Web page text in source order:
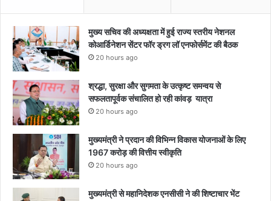
मुख्य सचिव की अध्यक्षता में हुई राज्य स्तरीय नेशनल
कोआर्डिनेशन सेंटर फॉर ड्रग लॉ एनफोर्समेंट की बैठक
20 hours ago
श्रद्धा, सुरक्षा और सुगमता के उत्कृष्ट समन्वय से
सफलतापूर्वक संचालित हो रही कांवड़ यात्रा
20 hours ago
मुख्यमंत्री ने प्रदान की विभिन्न विकास योजनाओं के लिए
1967 करोड़ की वित्तीय स्वीकृति
20 hours ago
मुख्यमंत्री से महानिदेशक एनसीसी ने की शिष्टाचार भेंट